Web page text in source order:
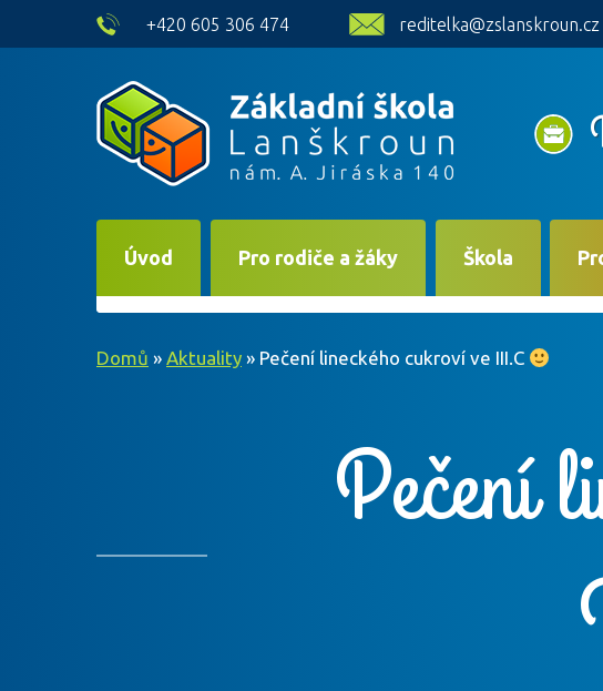
skip to main content
+420 605 306 474 reditelka@zslanskroun.cz
Úvod Pro rodiče a žáky Škola
Domů » Aktuality » Pečení lineckého cukroví ve III.C
Pečení